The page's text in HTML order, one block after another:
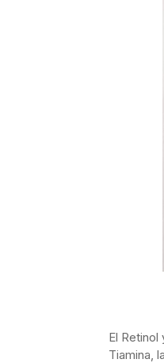
El
Tiamina,